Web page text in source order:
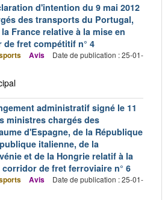
d'intention du 9 mai 2012
des transports du Portugal,
France relative à la mise en
fret compétitif n° 4
Avis
Date de publication : 25-01-
administratif signé le 11
ministres chargés des
d'Espagne, de la République
italienne, de la
et de la Hongrie relatif à la
de fret ferroviaire n° 6
Avis
Date de publication : 25-01-